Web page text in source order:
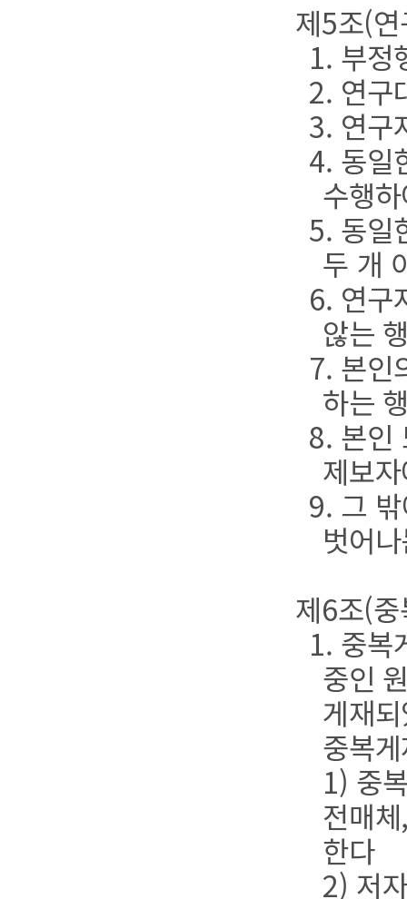
제5조(
1. 부정
2. 연구
3. 연구
4. 동일
수행
5. 동일
두 개
6. 연구
않는
7. 본인
하는
8. 본인
제보
9. 그
벗어
제6조(
1. 중복
중인
게재
중복
1) 중
전매
한다
2) 저